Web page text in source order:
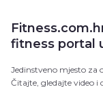
fitness portal
Jedinstveno mjesto za
Čitajte, gledajte video i